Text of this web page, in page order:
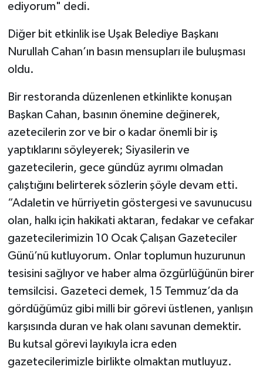
ediyorum" dedi.
Diğer bit etkinlik ise Uşak Belediye Başkanı
Nurullah Cahan’ın basın mensupları ile buluşması
oldu.
Bir restoranda düzenlenen etkinlikte konuşan
Başkan Cahan, basının önemine değinerek,
azetecilerin zor ve bir o kadar önemli bir iş
yaptıklarını söyleyerek; Siyasilerin ve
gazetecilerin, gece gündüz ayrımı olmadan
çalıştığını belirterek sözlerin şöyle devam etti.
“Adaletin ve hürriyetin göstergesi ve savunucusu
olan, halkı için hakikati aktaran, fedakar ve cefakar
gazetecilerimizin 10 Ocak Çalışan Gazeteciler
Günü’nü kutluyorum. Onlar toplumun huzurunun
tesisini sağlıyor ve haber alma özgürlüğünün birer
temsilcisi. Gazeteci demek, 15 Temmuz’da da
gördüğümüz gibi milli bir görevi üstlenen, yanlışın
karşısında duran ve hak olanı savunan demektir.
Bu kutsal görevi layıkıyla icra eden
gazetecilerimizle birlikte olmaktan mutluyuz.